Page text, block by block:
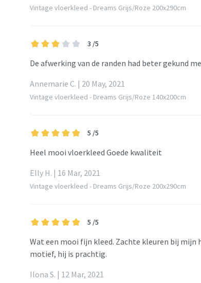
Vintage vloerkleed - Dreams Grijs/Roze 200x290cm
3 /5
De afwerking van de randen had beter gekund
Annemarie C. | 20 May, 2021
Vintage vloerkleed - Dreams Grijs/Roze 140x200cm
5 /5
Heel mooi vloerkleed Goede kwaliteit
Elly H. | 16 Mar, 2021
Vintage vloerkleed - Dreams Grijs/Roze 200x290cm
5 /5
Wat een mooi fijn kleed. Zachte kleuren bij mijn
motief, hij is prachtig.
Ilona S. | 12 Mar, 2021